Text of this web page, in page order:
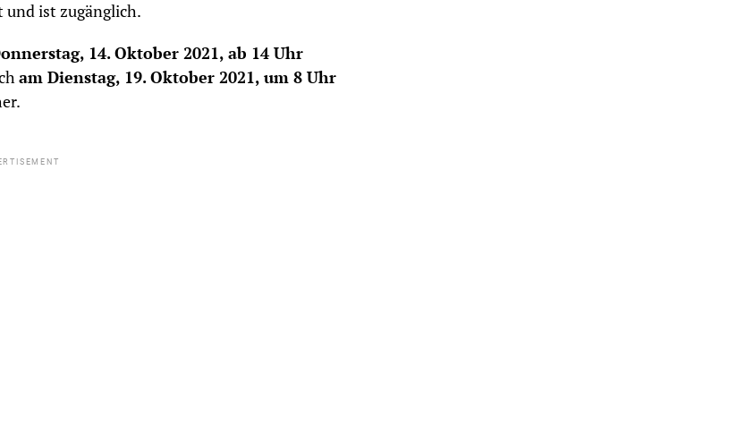
und ist zugänglich.
14. Oktober 2021, ab 14 Uhr
am Dienstag, 19. Oktober 2021, um 8 Uhr